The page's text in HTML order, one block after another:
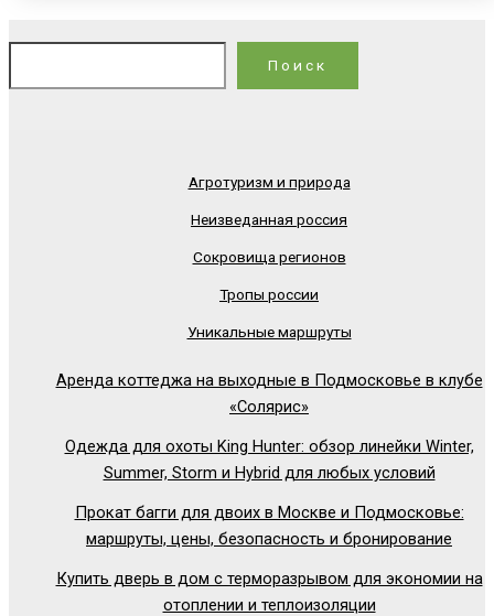
Поиск
Агротуризм и природа
Неизведанная россия
Сокровища регионов
Тропы россии
Уникальные маршруты
Аренда коттеджа на выходные в Подмосковье в клубе
«Солярис»
Одежда для охоты King Hunter: обзор линейки Winter,
Summer, Storm и Hybrid для любых условий
Прокат багги для двоих в Москве и Подмосковье:
маршруты, цены, безопасность и бронирование
Купить дверь в дом с терморазрывом для экономии на
отоплении и теплоизоляции